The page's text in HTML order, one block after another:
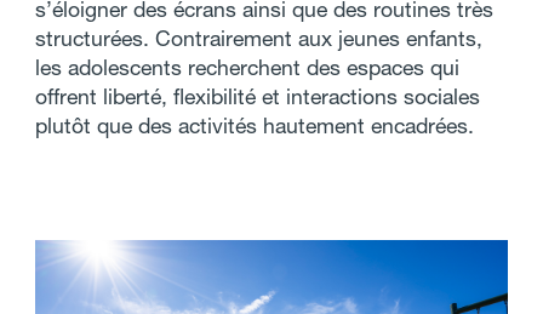
s’éloigner des écrans ainsi que des routines très
structurées. Contrairement aux jeunes enfants,
les adolescents recherchent des espaces qui
offrent liberté, flexibilité et interactions sociales
plutôt que des activités hautement encadrées.